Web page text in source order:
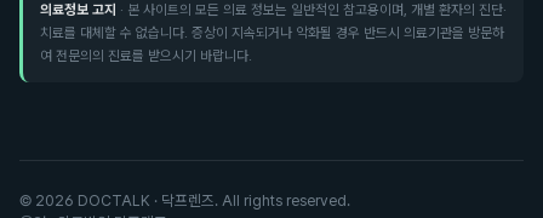
의료정보 고지 · 본 사이트의 모든 의료 정보는 일반적인 참고용이며, 개별 환자의 진단·
치료를 대체할 수 없습니다. 증상이 지속되거나 악화될 경우 반드시 의료기관을 방문하
여 전문의의 진료를 받으시기 바랍니다.
© 2026 DOCTALK · 닥프렌즈. All rights reserved.